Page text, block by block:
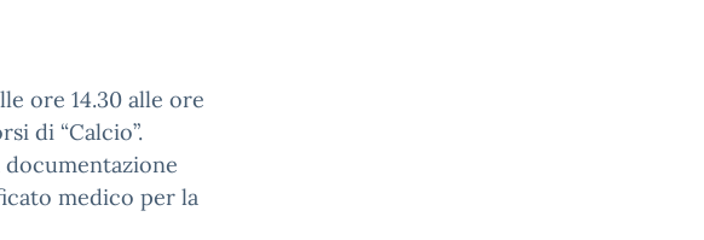
ore 14.30 alle ore
di “Calcio”.
medico per la